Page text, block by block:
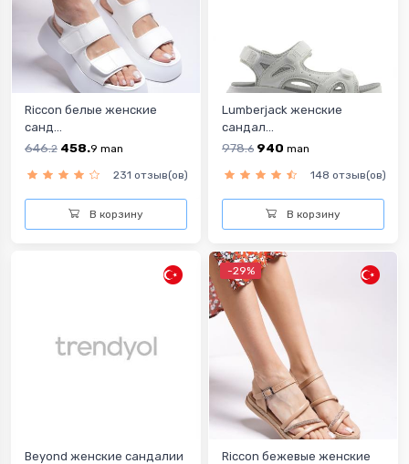
Riccon белыe женскиe
санд...
646.2 458.9 man
231 отзыв(ов)
В корзину
Lumberjack женские
сандал...
978.6 940 man
148 отзыв(ов)
В корзину
Beyond женские сандалии
-29%
Riccon бежевыe женскиe